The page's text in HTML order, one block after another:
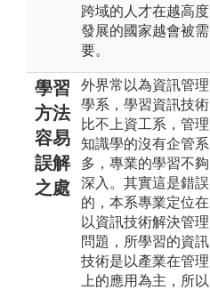
跨域的人才在越高度
發展的國家越會被需
要。
學習
方法
容易
誤解
之處
外界常以為資訊管理
學系，學習資訊技術
比不上資工系，管理
知識學的沒有企管系
多，專業的學習不夠
深入。其實這是錯誤
的，本系專業定位在
以資訊技術解決管理
問題，所學習的資訊
技術是以產業在管理
上的應用為主，所以